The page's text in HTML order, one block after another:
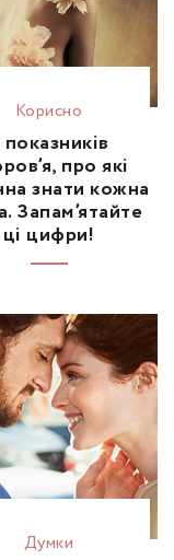
Корисно
показників
про які
знати кожна
Запам’ятайте
ці цифри!
Думки